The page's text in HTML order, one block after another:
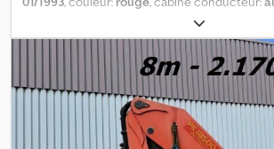
, Année de construction:
treuil à câble, verrouillage centralisé,
Bovenden. Caractéristiques : Plate-forme
hydraulique à 4 points, télécommande radio, 2
hydrauliques, 3 vérins mécaniques, treuil à
10,7 m - 1 770 kg, 28,5 m - 280 kg, stabilisation
commande à distance radio, diagramme de